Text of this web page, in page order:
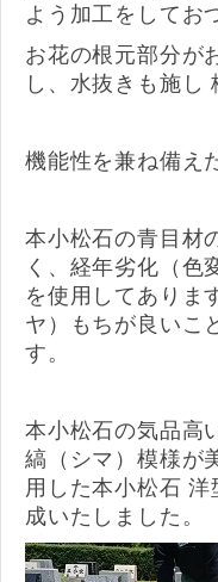
よう加工をしてお
お花の根元部分が
し、水抜きも施し
機能性を兼ね備え
本小松石の青目材
く、経年劣化（色
を使用してありま
ヤ）もちが良いこ
す。
本小松石の気品高
縞（シマ）模様が
用した本小松石
成いたしました。